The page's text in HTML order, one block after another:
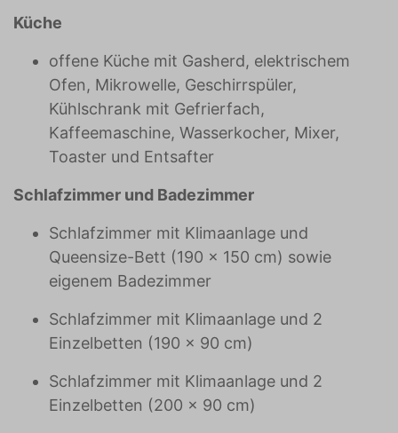
Küche
offene Küche mit Gasherd, elektrischem
Ofen, Mikrowelle, Geschirrspüler,
Kühlschrank mit Gefrierfach,
Kaffeemaschine, Wasserkocher, Mixer,
Toaster und Entsafter
Schlafzimmer und Badezimmer
Schlafzimmer mit Klimaanlage und
Queensize-Bett (190 x 150 cm) sowie
eigenem Badezimmer
Schlafzimmer mit Klimaanlage und 2
Einzelbetten (190 x 90 cm)
Schlafzimmer mit Klimaanlage und 2
Einzelbetten (200 x 90 cm)